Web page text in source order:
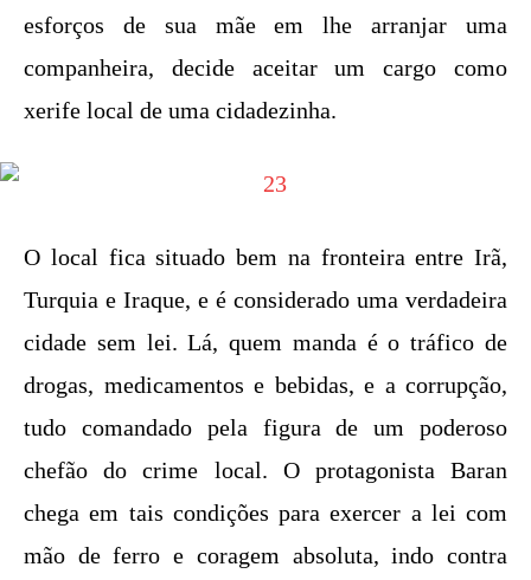
esforços de sua mãe em lhe arranjar uma
companheira, decide aceitar um cargo como
xerife local de uma cidadezinha.
O local fica situado bem na fronteira entre Irã,
Turquia e Iraque, e é considerado uma verdadeira
cidade sem lei. Lá, quem manda é o tráfico de
drogas, medicamentos e bebidas, e a corrupção,
tudo comandado pela figura de um poderoso
chefão do crime local. O protagonista Baran
chega em tais condições para exercer a lei com
mão de ferro e coragem absoluta, indo contra